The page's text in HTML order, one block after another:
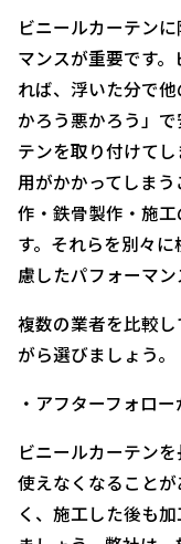
ビニールカーテン
マンスが重要です
れば、浮いた分で
かろう悪かろう」
テンを取り付けて
用がかかってしま
作・鉄骨製作・施
す。それらを別々
慮したパフォーマン
複数の業者を比較
がら選びましょう。
・アフターフォロ
ビニールカーテン
使えなくなること
く、施工した後も